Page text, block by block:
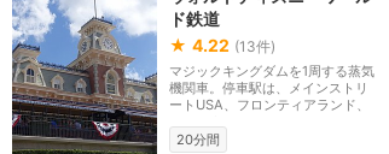
ド鉄道
★ 4.22 (13件)
マジックキングダムを1周する蒸気
機関車。停車駅は、メインストリ
ートUSA、フロンティアランド、
20分間